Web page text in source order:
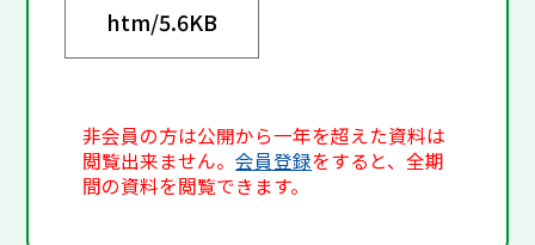
htm/5.6KB
非会員の方は公開から一年を超えた資料は
閲覧出来ません。会員登録をすると、全期
間の資料を閲覧できます。